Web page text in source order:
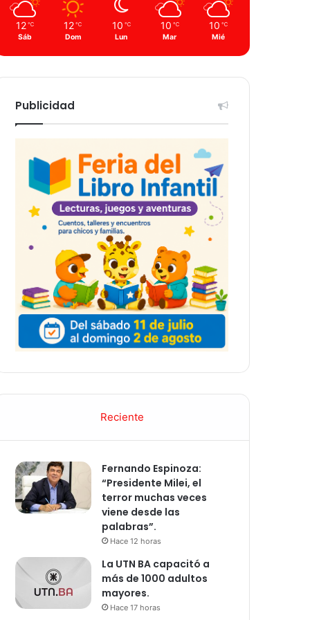
12 ℃
Sáb
12 ℃
Dom
10 ℃
Lun
10 ℃
Mar
10 ℃
Mié
Publicidad
Reciente
Fernando Espinoza:
“Presidente Milei, el
terror muchas veces
viene desde las
palabras”.
Hace 12 horas
La UTN BA capacitó a
más de 1000 adultos
mayores.
Hace 17 horas